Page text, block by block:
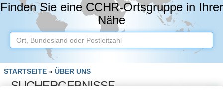
Finden Sie eine CCHR-Ortsgruppe in Ihrer
Nähe
STARTSEITE » ÜBER UNS
SUCHERGEBNISSE